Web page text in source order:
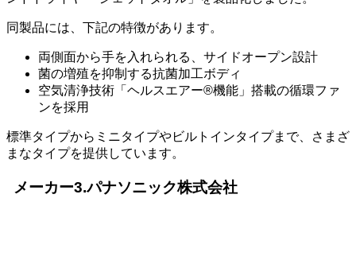
同製品には、下記の特徴があります。
両側面から手を入れられる、サイドオープン設計
菌の増殖を抑制する抗菌加工ボディ
空気清浄技術「ヘルスエアー®機能」搭載の循環ファ
ンを採用
標準タイプからミニタイプやビルトインタイプまで、さまざ
まなタイプを提供しています。
メーカー3.パナソニック株式会社